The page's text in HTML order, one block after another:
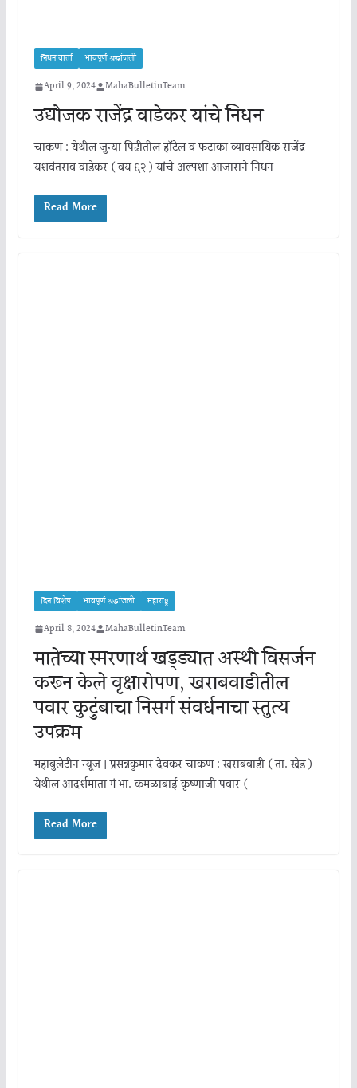
निधन वार्ता भावपूर्ण श्रद्धांजली
April 9, 2024 MahaBulletinTeam
उद्योजक राजेंद्र वाडेकर यांचे निधन
चाकण : येथील जुन्या पिढीतील हॉटेल व फटाका व्यावसायिक राजेंद्र
यशवंतराव वाडेकर ( वय ६२ ) यांचे अल्पशा आजाराने निधन
Read More
दिन विशेष भावपूर्ण श्रद्धांजली महाराष्ट्र
April 8, 2024 MahaBulletinTeam
मातेच्या स्मरणार्थ खड्ड्यात अस्थी विसर्जन
करून केले वृक्षारोपण, खराबवाडीतील
पवार कुटुंबाचा निसर्ग संवर्धनाचा स्तुत्य
उपक्रम
महाबुलेटीन न्यूज | प्रसन्नकुमार देवकर चाकण : खराबवाडी ( ता. खेड )
येथील आदर्शमाता गं भा. कमळाबाई कृष्णाजी पवार (
Read More